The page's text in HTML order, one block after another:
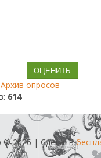
Архив опросов
614
© 2026 | Сделать